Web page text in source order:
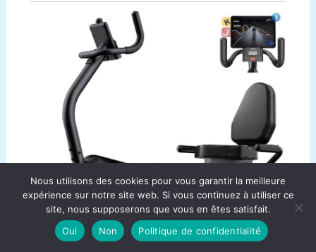
Nous utilisons des cookies pour vous garantir la meilleure
expérience sur notre site web. Si vous continuez à utiliser ce
site, nous supposerons que vous en êtes satisfait.
Oui
Non Politique de confidentialité